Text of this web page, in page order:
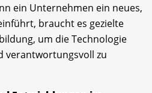
ein Unternehmen ein neues,
braucht es gezielte
um die Technologie
verantwortungsvoll zu